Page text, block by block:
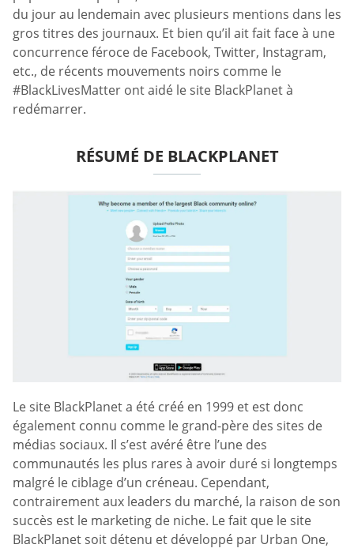
du jour au lendemain avec plusieurs mentions dans les
gros titres des journaux. Et bien qu’il ait fait face à une
concurrence féroce de Facebook, Twitter, Instagram,
etc., de récents mouvements noirs comme le
#BlackLivesMatter ont aidé le site BlackPlanet à
redémarrer.
RÉSUMÉ DE BLACKPLANET
Le site BlackPlanet a été créé en 1999 et est donc
également connu comme le grand-père des sites de
médias sociaux. Il s’est avéré être l’une des
communautés les plus rares à avoir duré si longtemps
malgré le ciblage d’un créneau. Cependant,
contrairement aux leaders du marché, la raison de son
succès est le marketing de niche. Le fait que le site
BlackPlanet soit détenu et développé par Urban One,